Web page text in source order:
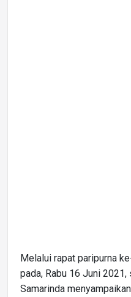
Melalui rapat paripurna
pada, Rabu 16 Juni
Samarinda